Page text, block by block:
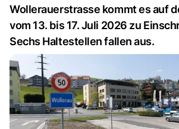
Wollerauerstrasse kommt es auf
vom 13. bis 17. Juli 2026 zu
Sechs Haltestellen fallen aus.